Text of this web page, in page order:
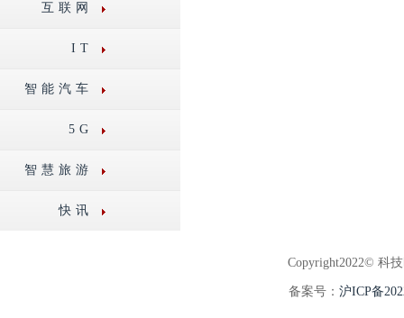
互联网
IT
智能汽车
5G
智慧旅游
快讯
Copyright2022© 科
备案号： 沪ICP备